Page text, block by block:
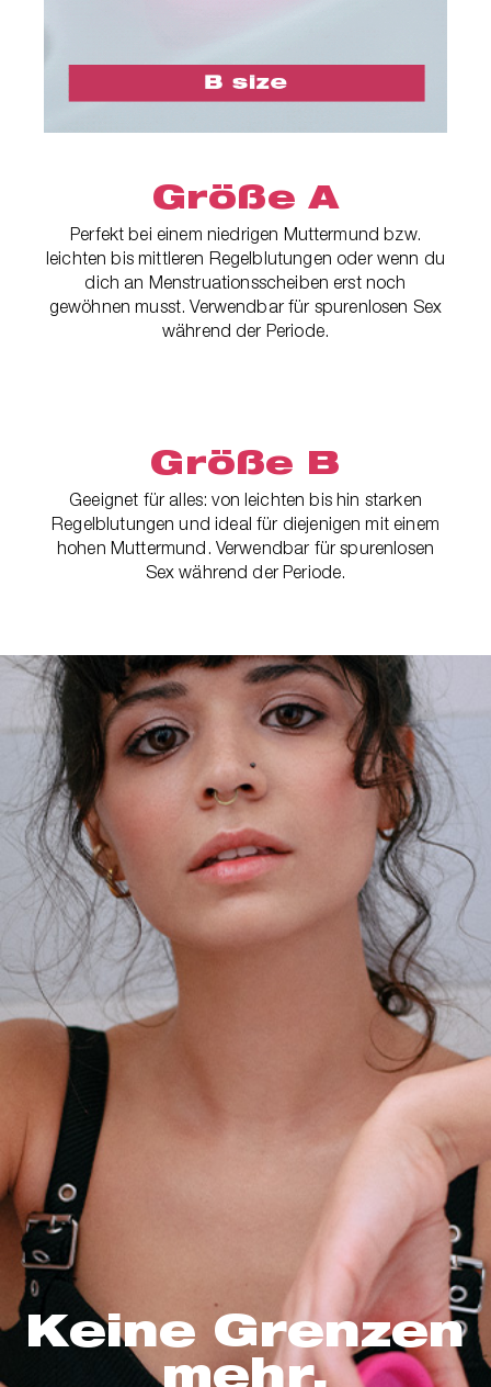
Größe A
Perfekt bei einem niedrigen Muttermund bzw.
leichten bis mittleren Regelblutungen oder wenn du
dich an Menstruationsscheiben erst noch
gewöhnen musst. Verwendbar für spurenlosen Sex
während der Periode.
Größe B
Geeignet für alles: von leichten bis hin starken
Regelblutungen und ideal für diejenigen mit einem
hohen Muttermund. Verwendbar für spurenlosen
Sex während der Periode.
Keine Grenzen
mehr.